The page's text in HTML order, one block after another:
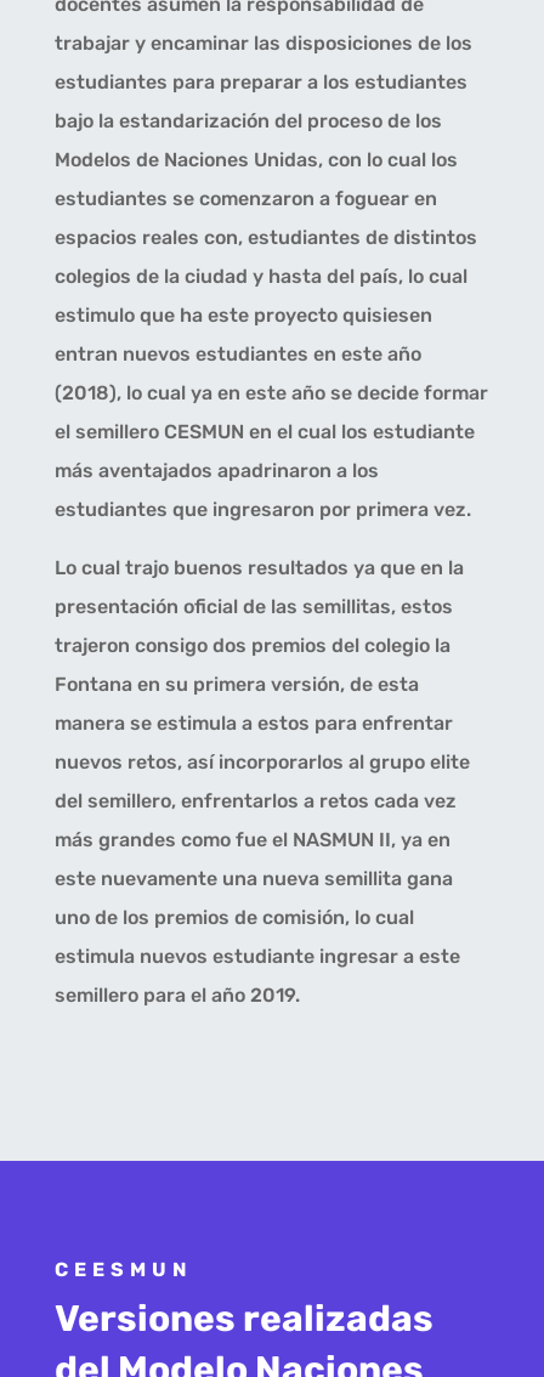
trabajar y encaminar las disposiciones de los
estudiantes para preparar a los estudiantes
bajo la estandarización del proceso de los
Modelos de Naciones Unidas, con lo cual los
estudiantes se comenzaron a foguear en
espacios reales con, estudiantes de distintos
colegios de la ciudad y hasta del país, lo cual
estimulo que ha este proyecto quisiesen
entran nuevos estudiantes en este año
(2018), lo cual ya en este año se decide formar
el semillero CESMUN en el cual los estudiante
más aventajados apadrinaron a los
estudiantes que ingresaron por primera vez.
Lo cual trajo buenos resultados ya que en la
presentación oficial de las semillitas, estos
trajeron consigo dos premios del colegio la
Fontana en su primera versión, de esta
manera se estimula a estos para enfrentar
nuevos retos, así incorporarlos al grupo elite
del semillero, enfrentarlos a retos cada vez
más grandes como fue el NASMUN II, ya en
este nuevamente una nueva semillita gana
uno de los premios de comisión, lo cual
estimula nuevos estudiante ingresar a este
semillero para el año 2019.
CEESMUN
Versiones realizadas